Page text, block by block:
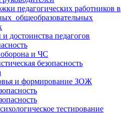
педагогических работников в
общеобразовательных
достоинства педагогов
и ЧС
безопасность
и формирование ЗОЖ
тестирование